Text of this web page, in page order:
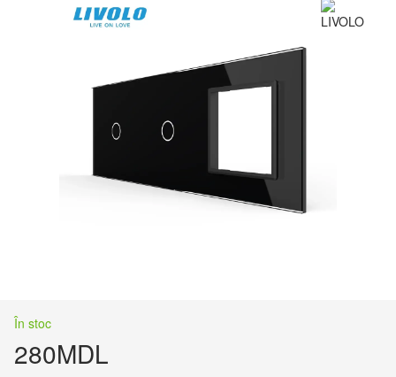
În stoc
280MDL